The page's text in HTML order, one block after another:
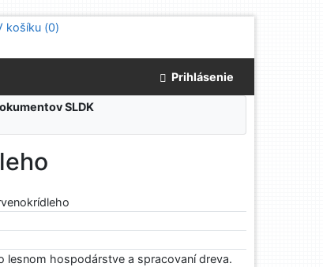
košíku (0)
Prihlásenie
SLDK
lesnom hospodárstve a spracovaní dreva.